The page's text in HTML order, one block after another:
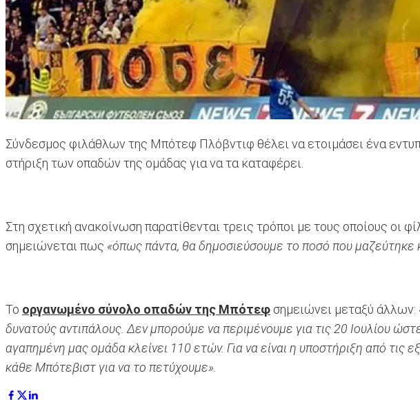
Σύνδεσμος φιλάθλων της Μπότεφ Πλόβντιφ θέλει να ετοιμάσει ένα
στήριξη των οπαδών της ομάδας για να τα καταφέρει.
Στη σχετική ανακοίνωση παρατίθενται τρεις τρόποι με τους οποίους
σημειώνεται πως «όπως πάντα, θα δημοσιεύσουμε το ποσό που
Το οργανωμένο σύνολο οπαδών της Μπότεφ σημειώνει μεταξύ άλλων:
δυνατούς αντιπάλους. Δεν μπορούμε να περιμένουμε για τις 20 Ιουλίου
αγαπημένη μας ομάδα κλείνει 110 ετών. Για να είναι η υποστήριξη από
κάθε Μπότεβιστ για να το πετύχουμε».